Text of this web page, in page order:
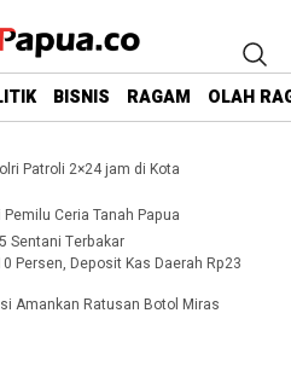
BISNIS RAGAM OLAH
Patroli 2×24 jam di Kota
Ceria Tanah Papua
Sentani Terbakar
Persen, Deposit Kas Daerah Rp23
Amankan Ratusan Botol Miras